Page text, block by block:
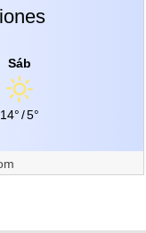
Sáb
14°/5°